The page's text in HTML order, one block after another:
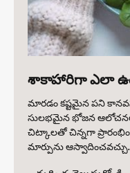
శాకాహారిగా ఎలా
మారడం కష్టమైన పని
సులభమైన భోజన
చిట్కాలతో చిన్నగా
మార్పును ఆస్వాదించవచ్చు.